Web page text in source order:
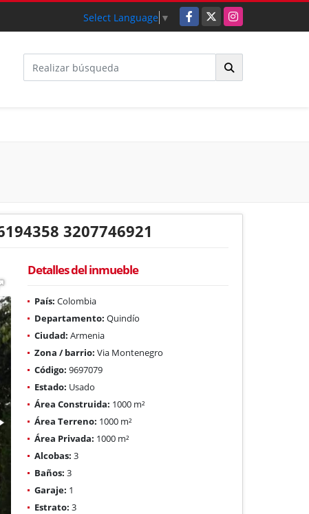
Select Language ▼ Facebook
X Instagram
3207746921
Detalles del inmueble
País: Colombia
Departamento: Quindío
Ciudad: Armenia
Zona / barrio: Via Montenegro
Código: 9697079
Estado: Usado
Área Construida: 1000 m²
Área Terreno: 1000 m²
Área Privada: 1000 m²
Alcobas: 3
Baños: 3
Garaje: 1
Estrato: 3